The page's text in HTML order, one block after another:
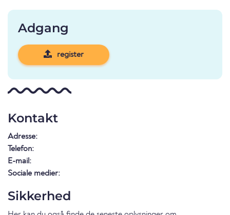
Adgang
register
Kontakt
Adresse:
Telefon:
E-mail:
Sociale medier:
Sikkerhed